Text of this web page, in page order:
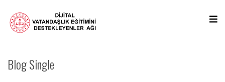
Blog Single